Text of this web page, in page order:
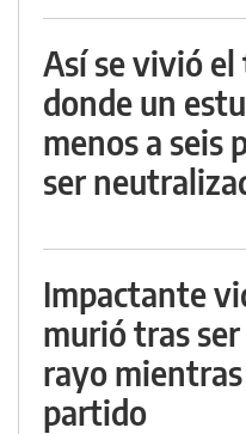
Así se vivió
donde un
menos a seis
ser
Impactante
murió tras
rayo
partido